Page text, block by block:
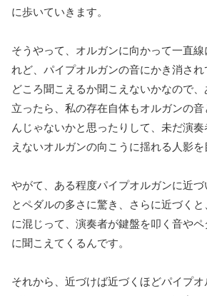
に歩いていきます。
そうやって、オルガンに向かって一直
れど、パイプオルガンの音にかき消さ
どころ聞こえるか聞こえないかなので
立ったら、私の存在自体もオルガンの音
んじゃないかと思ったりして、未だ演
えないオルガンの向こうに揺れる人影を
やがて、ある程度パイプオルガンに近
とペダルの多さに驚き、さらに近づく
に混じって、演奏者が鍵盤を叩く音や
に聞こえてくるんです。
それから、近づけば近づくほどパイプ